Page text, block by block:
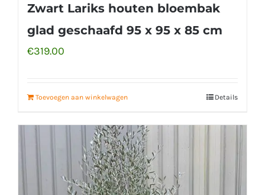
Zwart Lariks houten bloembak
glad geschaafd 95 x 95 x 85 cm
€319.00
Toevoegen aan winkelwagen Details